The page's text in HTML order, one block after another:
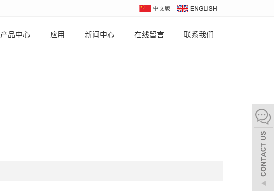
产品中心 应用 新闻中心 在线留言 联系我们